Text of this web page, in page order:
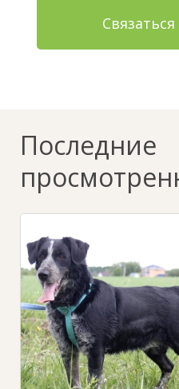
Последние